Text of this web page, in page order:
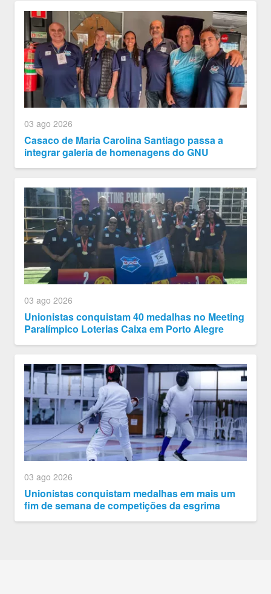
03 ago 2026
Casaco de Maria Carolina Santiago passa a
integrar galeria de homenagens do GNU
03 ago 2026
Unionistas conquistam 40 medalhas no Meeting
Paralímpico Loterias Caixa em Porto Alegre
03 ago 2026
Unionistas conquistam medalhas em mais um
fim de semana de competições da esgrima